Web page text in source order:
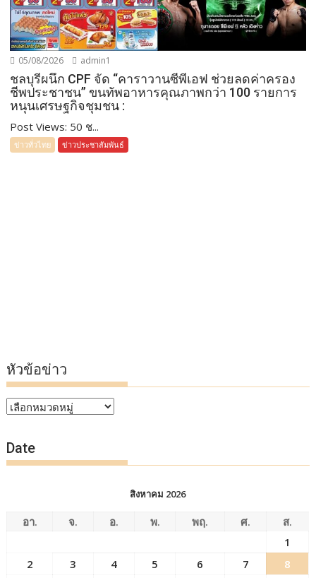
05/08/2026 admin1
ชลบุรีผนึก CPF จัด “คาราวานซีพีเอฟ ช่วยลดค่าครอง
ชีพประชาชน” ขนทัพอาหารคุณภาพกว่า 100 รายการ
หนุนเศรษฐกิจชุมชน :
Post Views: 50 ช...
ข่าวทั่วไทย ข่าวประชาสัมพันธ์
หัวข้อข่าว
หัวข้อ
Date
สิงหาคม 2026
อา. จ. อ. พ. พฤ. ศ.
ส.
1
2
3 4 5 6 7
8